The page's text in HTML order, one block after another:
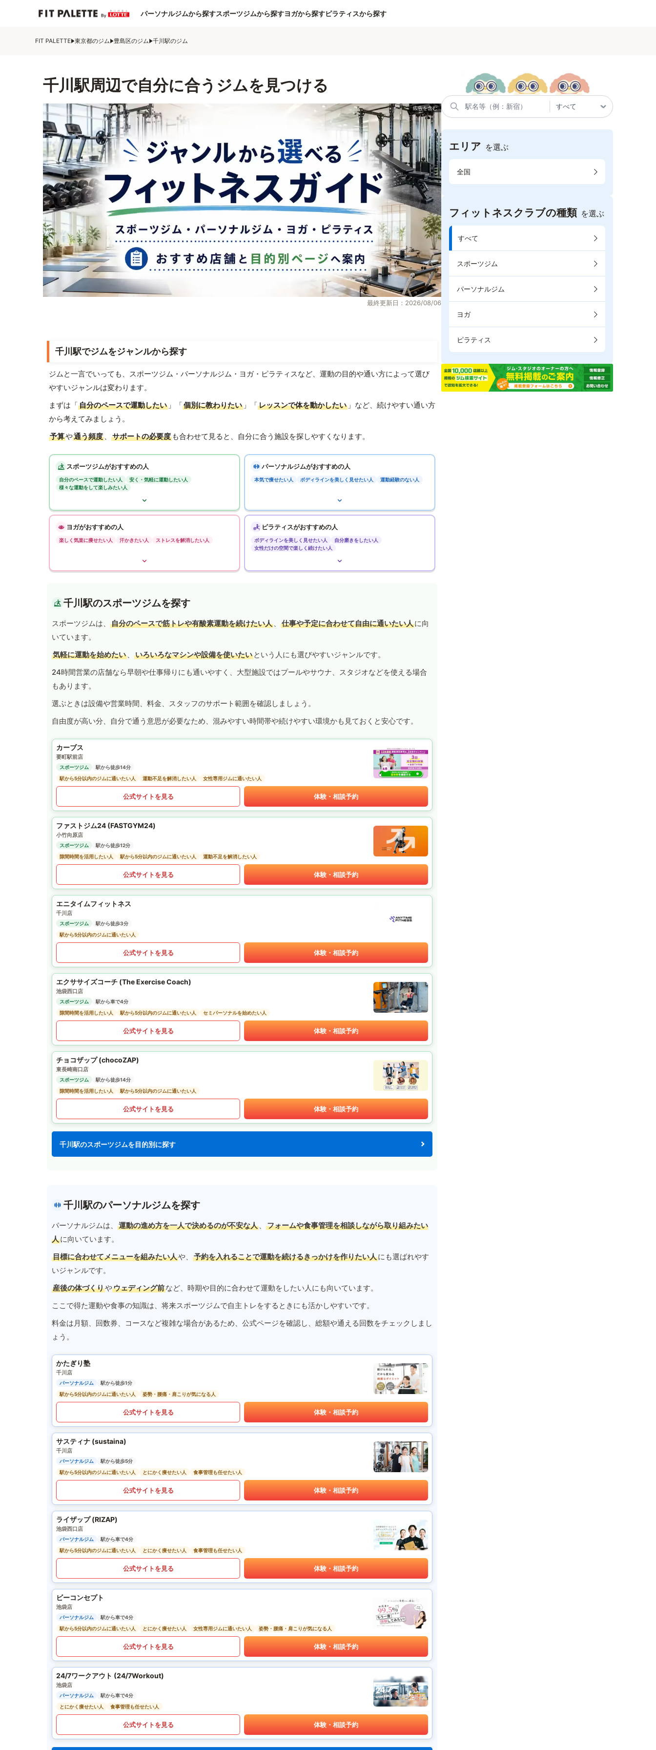
パーソナルジムから探すスポーツジムから探すヨガから探すピラティスから探す
FIT PALETTE 東京都のジム 豊島区のジム 千川駅のジム
千川駅周辺で自分に合うジムを見つける
最終更新日：2026/08/06
千川駅でジムをジャンルから探す
ジムと一言でいっても、スポーツジム・パーソナルジム・ヨガ・ピラティスなど、運動の目的や通い方によって選び
やすいジャンルは変わります。
まずは「自分のペースで運動したい 」「個別に教わりたい 」「レッスンで体を動かしたい 」など、続けやすい通い方
から考えてみましょう。
予算や通う頻度 、 サポートの必要度 も合わせて見ると、自分に合う施設を探しやすくなります。
スポーツジムがおすすめの人
自分のペースで運動したい人
安く・気軽に運動したい人
様々な運動をして楽しみたい人
パーソナルジムがおすすめの人
本気で痩せたい人 ボディラインを美しく見せたい人 運動経験のない人
ヨガがおすすめの人
楽しく気楽に痩せたい人 汗かきたい人 ストレスを解消したい人
ピラティスがおすすめの人
ボディラインを美しく見せたい人
自分磨きをしたい人
女性だけの空間で楽しく続けたい人
千川駅のスポーツジムを探す
スポーツジムは、 自分のペースで筋トレや有酸素運動を続けたい人 、 仕事や予定に合わせて自由に通いたい人に向
いています。
気軽に運動を始めたい 、 いろいろなマシンや設備を使いたい という人にも選びやすいジャンルです。
24時間営業の店舗なら早朝や仕事帰りにも通いやすく、大型施設ではプールやサウナ、スタジオなどを使える場合
もあります。
選ぶときは設備や営業時間、料金、スタッフのサポート範囲を確認しましょう。
自由度が高い分、自分で通う意思が必要なため、混みやすい時間帯や続けやすい環境かも見ておくと安心です。
カーブス
要町駅前店
スポーツジム
駅から徒歩14分
駅から5分以内のジムに通いたい人
運動不足を解消したい人 女性専用ジムに通いたい人
公式サイトを見る 体験・相談予約
ファストジム24 (FASTGYM24)
小竹向原店
スポーツジム
駅から徒歩12分
隙間時間を活用したい人
駅から5分以内のジムに通いたい人 運動不足を解消したい人
公式サイトを見る 体験・相談予約
エニタイムフィットネス
千川店
スポーツジム
駅から徒歩3分
駅から5分以内のジムに通いたい人
公式サイトを見る 体験・相談予約
エクササイズコーチ (The Exercise Coach)
池袋西口店
スポーツジム
駅から車で4分
隙間時間を活用したい人
駅から5分以内のジムに通いたい人 セミパーソナルを始めたい人
公式サイトを見る 体験・相談予約
チョコザップ (chocoZAP)
東長崎南口店
スポーツジム
駅から徒歩14分
隙間時間を活用したい人
駅から5分以内のジムに通いたい人
公式サイトを見る 体験・相談予約
千川駅のスポーツジムを目的別に探す
千川駅のパーソナルジムを探す
パーソナルジムは、 運動の進め方を一人で決めるのが不安な人 、
フォームや食事管理を相談しながら取り組みたい
人に向いています。
目標に合わせてメニューを組みたい人や、 予約を入れることで運動を続けるきっかけを作りたい人にも選ばれやす
いジャンルです。
産後の体づくりやウェディング前など、時期や目的に合わせて運動をしたい人にも向いています。
ここで得た運動や食事の知識は、将来スポーツジムで自主トレをするときにも活かしやすいです。
料金は月額、回数券、コースなど複雑な場合があるため、公式ページを確認し、総額や通える回数をチェックしまし
ょう。
かたぎり塾
千川店
パーソナルジム
駅から徒歩1分
駅から5分以内のジムに通いたい人
姿勢・腰痛・肩こりが気になる人
公式サイトを見る 体験・相談予約
サスティナ (sustaina)
千川店
パーソナルジム
駅から徒歩5分
駅から5分以内のジムに通いたい人
とにかく痩せたい人 食事管理も任せたい人
公式サイトを見る 体験・相談予約
ライザップ (RIZAP)
池袋西口店
パーソナルジム
駅から車で4分
駅から5分以内のジムに通いたい人
とにかく痩せたい人 食事管理も任せたい人
公式サイトを見る 体験・相談予約
ビーコンセプト
池袋店
パーソナルジム
駅から車で4分
駅から5分以内のジムに通いたい人
とにかく痩せたい人 女性専用ジムに通いたい人 姿勢・腰痛・肩こりが気になる人
公式サイトを見る 体験・相談予約
24/7ワークアウト (24/7Workout)
池袋店
パーソナルジム
駅から車で4分
とにかく痩せたい人
食事管理も任せたい人
公式サイトを見る 体験・相談予約
エリア を選ぶ
全国
フィットネスクラブの種類 を選ぶ
すべて
スポーツジム
パーソナルジム
ヨガ
ピラティス